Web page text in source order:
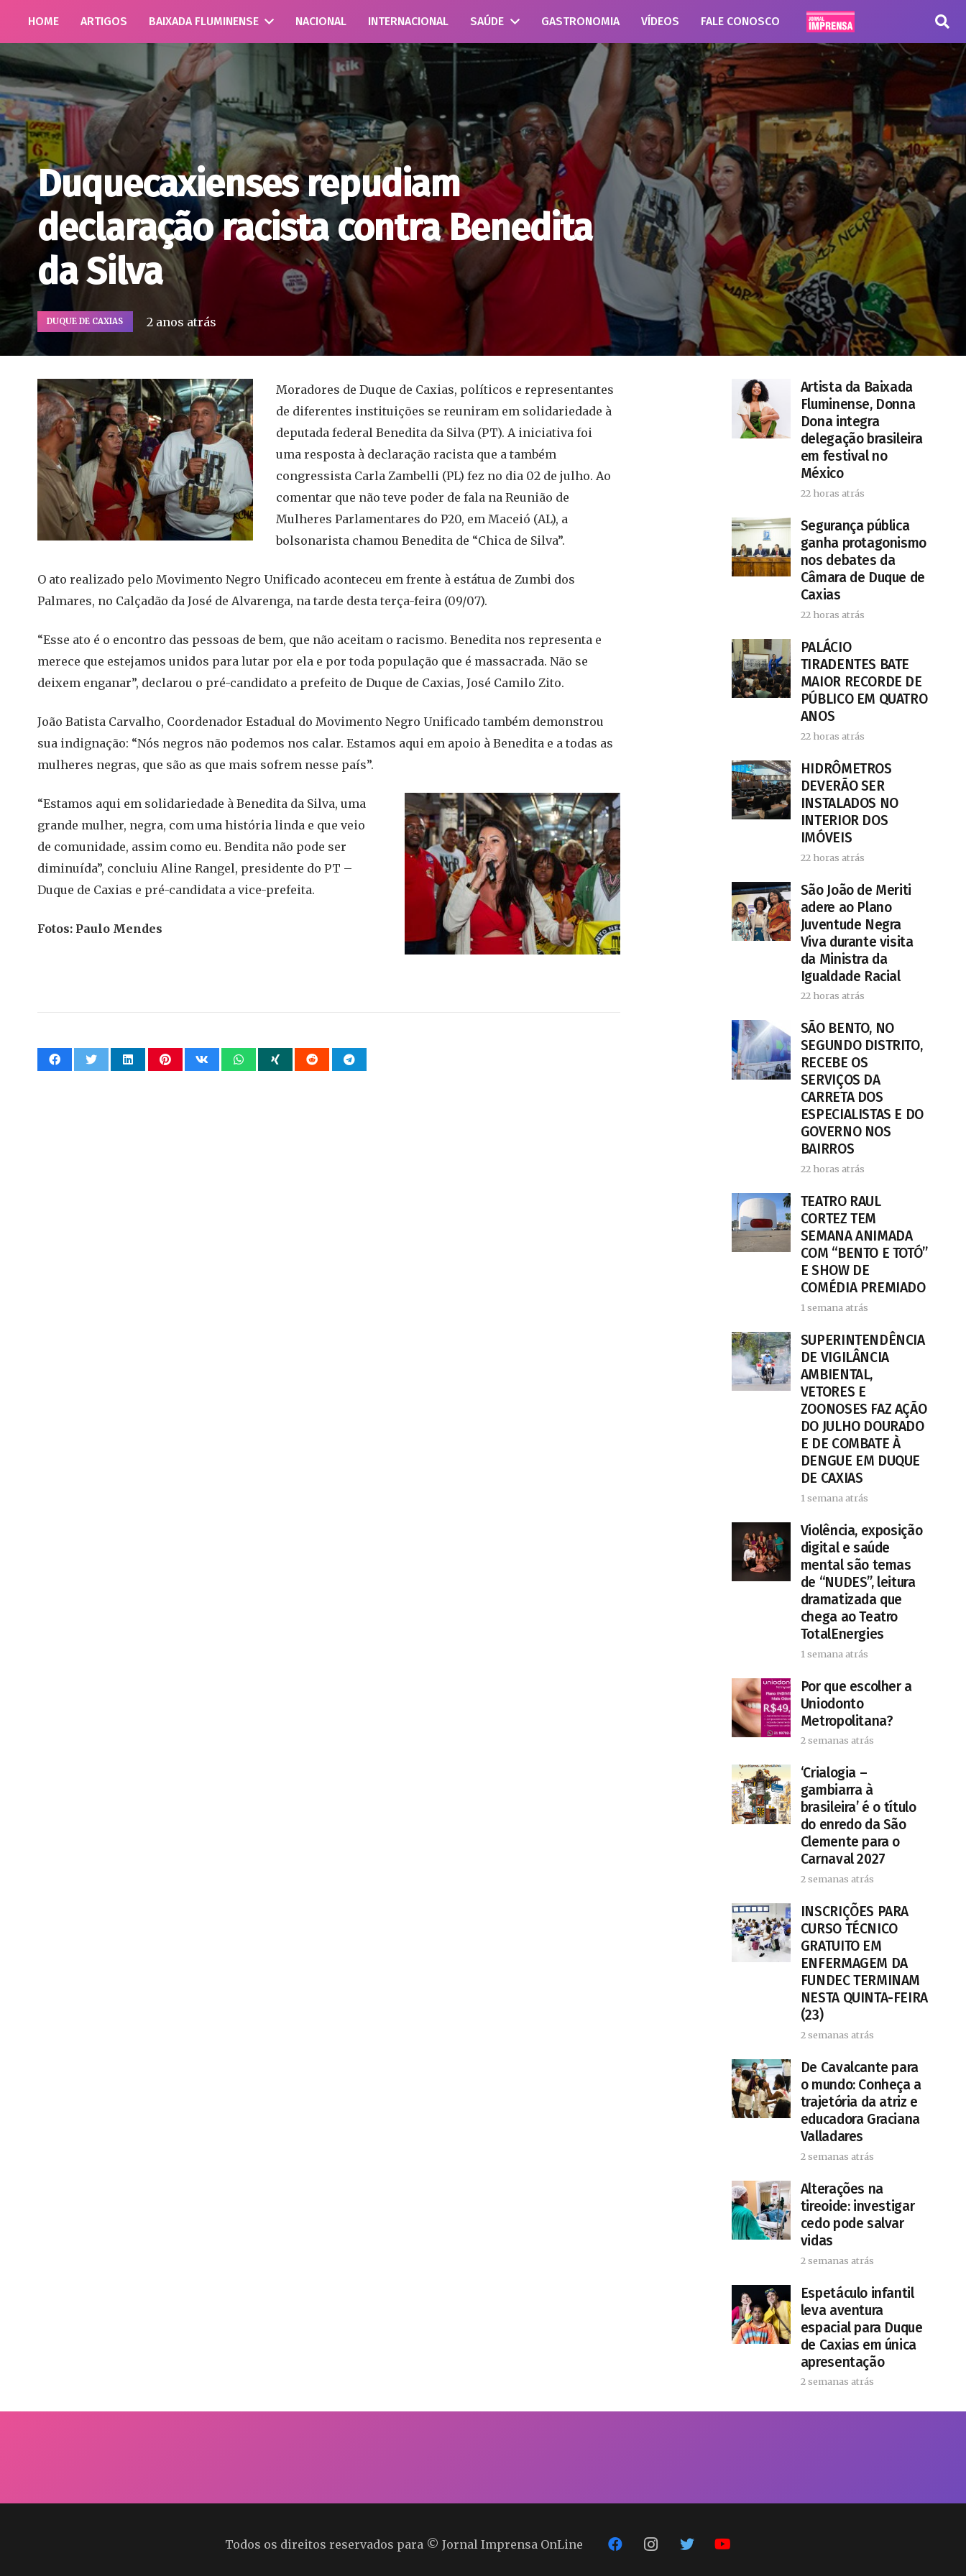
HOME ARTIGOS BAIXADA FLUMINENSE NACIONAL INTERNACIONAL SAÚDE GASTRONOMIA VÍDEOS FALE CONOSCO
Duquecaxienses repudiam
declaração racista contra Benedita
da Silva
DUQUE DE CAXIAS 2 anos atrás
Moradores de Duque de Caxias, políticos e representantes
de diferentes instituições se reuniram em solidariedade à
deputada federal Benedita da Silva (PT). A iniciativa foi
uma resposta à declaração racista que a também
congressista Carla Zambelli (PL) fez no dia 02 de julho. Ao
comentar que não teve poder de fala na Reunião de
Mulheres Parlamentares do P20, em Maceió (AL), a
bolsonarista chamou Benedita de “Chica de Silva”.
O ato realizado pelo Movimento Negro Unificado aconteceu em frente à estátua de Zumbi dos
Palmares, no Calçadão da José de Alvarenga, na tarde desta terça-feira (09/07).
“Esse ato é o encontro das pessoas de bem, que não aceitam o racismo. Benedita nos representa e
merece que estejamos unidos para lutar por ela e por toda população que é massacrada. Não se
deixem enganar”, declarou o pré-candidato a prefeito de Duque de Caxias, José Camilo Zito.
João Batista Carvalho, Coordenador Estadual do Movimento Negro Unificado também demonstrou
sua indignação: “Nós negros não podemos nos calar. Estamos aqui em apoio à Benedita e a todas as
mulheres negras, que são as que mais sofrem nesse país”.
“Estamos aqui em solidariedade à Benedita da Silva, uma
grande mulher, negra, com uma história linda e que veio
de comunidade, assim como eu. Bendita não pode ser
diminuída”, concluiu Aline Rangel, presidente do PT –
Duque de Caxias e pré-candidata a vice-prefeita.
Fotos: Paulo Mendes
Artista da Baixada
Fluminense, Donna
Dona integra
delegação brasileira
em festival no
México
22 horas atrás
Segurança pública
ganha protagonismo
nos debates da
Câmara de Duque de
Caxias
22 horas atrás
PALÁCIO
TIRADENTES BATE
MAIOR RECORDE DE
PÚBLICO EM QUATRO
ANOS
22 horas atrás
HIDRÔMETROS
DEVERÃO SER
INSTALADOS NO
INTERIOR DOS
IMÓVEIS
22 horas atrás
São João de Meriti
adere ao Plano
Juventude Negra
Viva durante visita
da Ministra da
Igualdade Racial
22 horas atrás
SÃO BENTO, NO
SEGUNDO DISTRITO,
RECEBE OS
SERVIÇOS DA
CARRETA DOS
ESPECIALISTAS E DO
GOVERNO NOS
BAIRROS
22 horas atrás
TEATRO RAUL
CORTEZ TEM
SEMANA ANIMADA
COM “BENTO E TOTÓ”
E SHOW DE
COMÉDIA PREMIADO
1 semana atrás
SUPERINTENDÊNCIA
DE VIGILÂNCIA
AMBIENTAL,
VETORES E
ZOONOSES FAZ AÇÃO
DO JULHO DOURADO
E DE COMBATE À
DENGUE EM DUQUE
DE CAXIAS
1 semana atrás
Violência, exposição
digital e saúde
mental são temas
de “NUDES”, leitura
dramatizada que
chega ao Teatro
TotalEnergies
1 semana atrás
Por que escolher a
Uniodonto
Metropolitana?
2 semanas atrás
‘Crialogia –
gambiarra à
brasileira’ é o título
do enredo da São
Clemente para o
Carnaval 2027
2 semanas atrás
INSCRIÇÕES PARA
CURSO TÉCNICO
GRATUITO EM
ENFERMAGEM DA
FUNDEC TERMINAM
NESTA QUINTA-FEIRA
(23)
2 semanas atrás
De Cavalcante para
o mundo: Conheça a
trajetória da atriz e
educadora Graciana
Valladares
2 semanas atrás
Alterações na
tireoide: investigar
cedo pode salvar
vidas
2 semanas atrás
​Espetáculo infantil
leva aventura
espacial para Duque
de Caxias em única
apresentação
2 semanas atrás
Todos os direitos reservados para © Jornal Imprensa OnLine